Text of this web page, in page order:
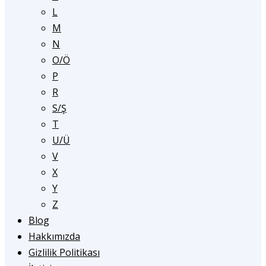
L
M
N
O/Ö
P
R
S/Ş
T
U/Ü
V
X
Y
Z
Blog
Hakkımızda
Gizlilik Politikası